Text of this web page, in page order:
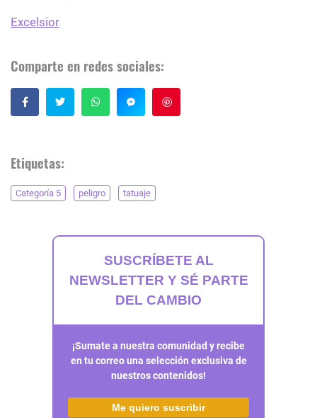
Excelsior
Comparte en redes sociales:
Etiquetas:
Categoría 5 peligro tatuaje
SUSCRÍBETE AL
NEWSLETTER Y SÉ PARTE
DEL CAMBIO
¡Sumate a nuestra comunidad y recibe
en tu correo una selección exclusiva de
nuestros contenidos!
Me quiero suscribir